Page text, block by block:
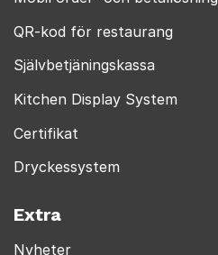
QR-kod för restaurang
Självbetjäningskassa
Kitchen Display System
Certifikat
Dryckessystem
Extra
Nyheter